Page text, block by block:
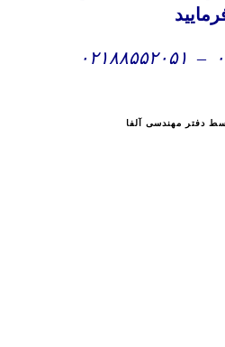
۰۲۱۸۸۵۵۲۰۵۱
مهندسی آلفا